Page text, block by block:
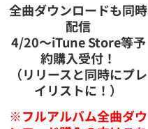
全曲ダウンロードも同時
配信
4/20〜iTune Store等予
約購入受付！
（リリースと同時にプレ
イリストに！）
※フルアルバム全曲ダウ